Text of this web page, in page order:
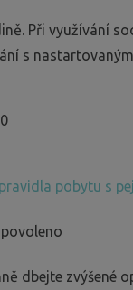
Při využívání
s
pravidla pobytu s
dbejte zvýšené